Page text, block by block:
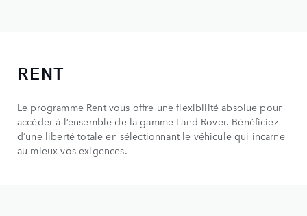
RENT
Le programme Rent vous offre une flexibilité absolue pour
accéder à l’ensemble de la gamme Land Rover. Bénéficiez
d’une liberté totale en sélectionnant le véhicule qui incarne
au mieux vos exigences.